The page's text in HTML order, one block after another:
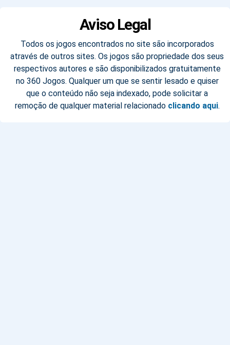
Aviso Legal
Todos os jogos encontrados no site são incorporados
através de outros sites. Os jogos são propriedade dos seus
respectivos autores e são disponibilizados gratuitamente
no 360 Jogos. Qualquer um que se sentir lesado e quiser
que o conteúdo não seja indexado, pode solicitar a
remoção de qualquer material relacionado clicando aqui.